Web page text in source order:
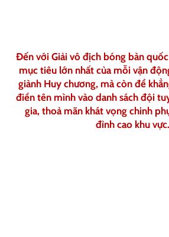
Đến với Giải vô địch bóng bàn
mục tiêu lớn nhất của mỗi vận
giành Huy chương, mà còn để
điền tên mình vào danh sách đội
gia, thoả mãn khát vọng chinh
đỉnh cao khu vực.